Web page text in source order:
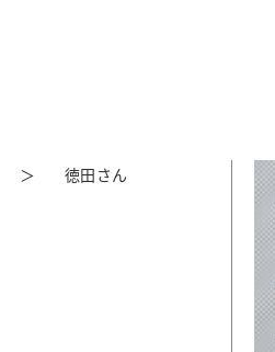
徳田さん